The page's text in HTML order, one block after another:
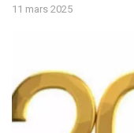
11 mars 2025